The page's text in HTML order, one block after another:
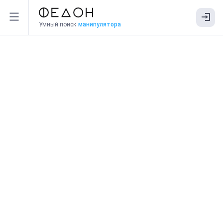
Умный поиск манипулятора